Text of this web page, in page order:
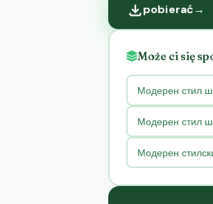
pobierać→
Może ci się
Модерен стил
Модерен стил
Модерен